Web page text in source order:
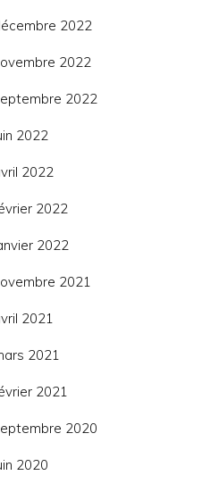
2022
2022
2022
2022
2022
2022
2022
2021
2021
2021
2021
2020
2020